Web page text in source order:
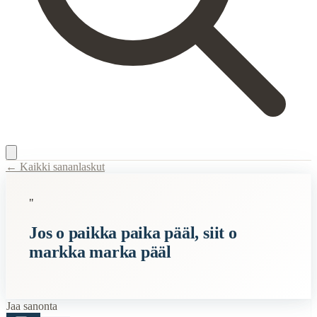
Semantic Themes
Related Topics
← Kaikki sananlaskut
"
Jos o paikka paika pääl, siit o
markka marka pääl
Jaa sanonta